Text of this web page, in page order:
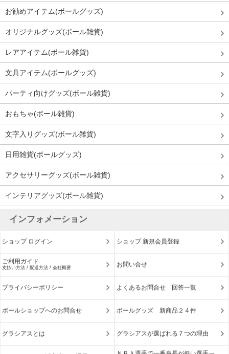
お勧めアイテム(ボールグッズ)
オリジナルグッズ(ボール雑貨)
レアアイテム(ボール雑貨)
文具アイテム(ボールグッズ)
パーティ向けグッズ(ボール雑貨)
おもちゃ(ボール雑貨)
文字入りグッズ(ボール雑貨)
日用雑貨(ボールグッズ)
アクセサリーグッズ(ボール雑貨)
インテリアグッズ(ボール雑貨)
インフォメーション
ショップ ログイン ショップ 新規会員登録
ご利用ガイド
支払い方法 / 配送方法 / 会社概要 お問い合せ
プライバシーポリシー よくあるお問合せ 回答一覧
ボールショップへのお問合せ ボールグッズ 新商品２４件
グラシアスとは グラシアスが選ばれる７つの理由